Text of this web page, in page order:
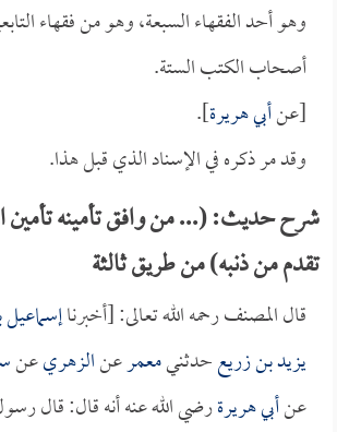
وهو أحد الفقهاء السبعة، وهو من فقهاء
أصحاب الكتب الستة.
[عنأبي هريرة].
وقد مر ذكره في الإسناد الذي قبل هذا.
شرح حديث: (... من وافق تأمينه تأمين
تقدم من ذنبه) من طريق ثالثة
قال المصنف رحمه الله تعالى: [أخبرنا
يزيد بن زريعحدثنيمعمرعنالزهريعن
عنأبي هريرةرضي الله عنه أنه قال: قال